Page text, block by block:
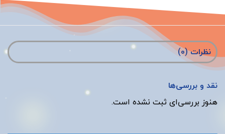
نظرات (0)
نقد و بررسی‌ها
هنوز بررسی‌ای ثبت نشده است.